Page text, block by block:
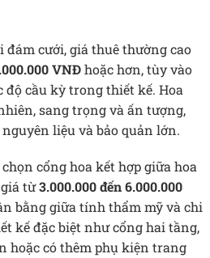
đám cưới, giá thuê thường cao
VNĐhoặc hơn, tùy vào
độ cầu kỳ trong thiết kế. Hoa
sang trọng và ấn tượng,
liệu và bảo quản lớn.
cổng hoa kết hợp giữa hoa
từ3.000.000 đến 6.000.000
bằng giữa tính thẩm mỹ và chi
kế đặc biệt như cổng hai tầng,
hoặc có thêm phụ kiện trang